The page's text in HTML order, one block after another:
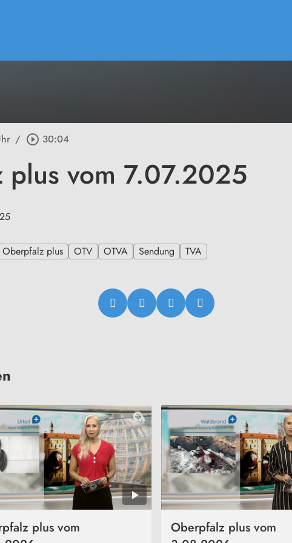
/ play_circle_outline 30:04
plus vom 7.07.2025
Oberpfalz plus OTV OTVA Sendung TVA
plus vom
Oberpfalz plus vom